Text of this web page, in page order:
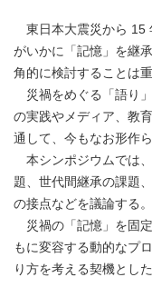
東日本大震災から 15
がいかに「記憶」を継
角的に検討することは重
災禍をめぐる「語り
の実践やメディア、教
通して、今もなお形作ら
本シンポジウムでは
題、世代間継承の課題
の接点などを議論する。
災禍の「記憶」を固
もに変容する動的なプ
り方を考える契機とした